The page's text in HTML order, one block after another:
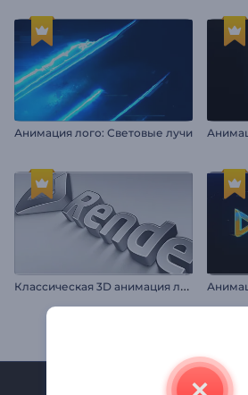
Анимация лого: Световые лучи
К
лассическая 3D анимация логотипа